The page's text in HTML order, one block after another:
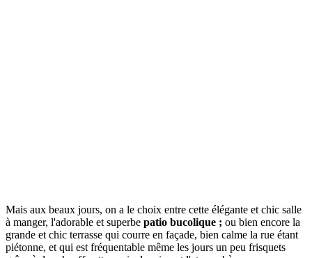
Mais aux beaux jours, on a le choix entre cette élégante et chic salle
à manger, l'adorable et superbe patio bucolique ; ou bien encore la
grande et chic terrasse qui courre en façade, bien calme la rue étant
piétonne, et qui est fréquentable même les jours un peu frisquets